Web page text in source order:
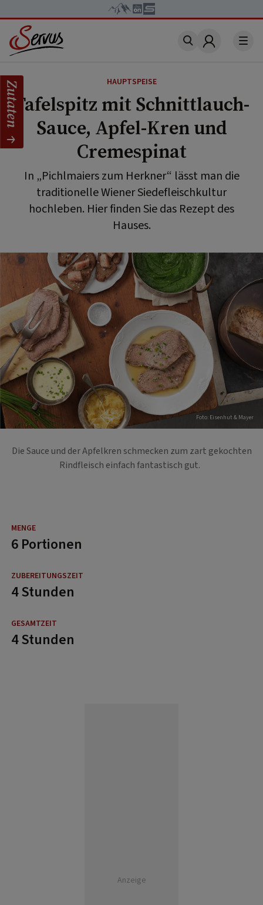
Account
HAUPTSPEISE
Tafelspitz mit Schnittlauch-
Sauce, Apfel-Kren und
Cremespinat
In „Pichlmaiers zum Herkner“ lässt man die
traditionelle Wiener Siedefleischkultur
hochleben. Hier finden Sie das Rezept des
Hauses.
Foto: Eisenhut & Mayer
Die Sauce und der Apfelkren schmecken zum zart gekochten
Rindfleisch einfach fantastisch gut.
6 Portionen
4 Stunden
4 Stunden
Anzeige
Zutaten